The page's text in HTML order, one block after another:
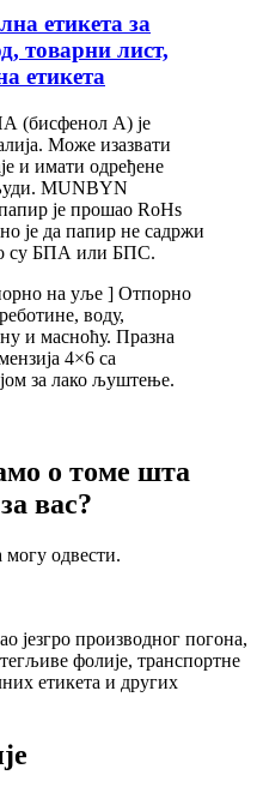
етикета за
товарни лист,
етикета
(бисфенол А) је
Може изазвати
и имати одређене
MUNBYN
је прошао RoHs
је да папир не садржи
су БПА или БПС.
на уље ] Отпорно
воду,
и масноћу. Празна
4×6 са
за лако љуштење.
о томе шта
вас?
одвести.
језгро производног погона,
фолије, транспортне
етикета и других